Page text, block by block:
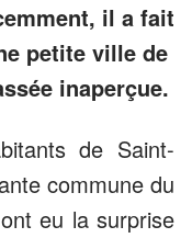
il a fait
petite ville de
inaperçue.
de Saint-
commune du
eu la surprise